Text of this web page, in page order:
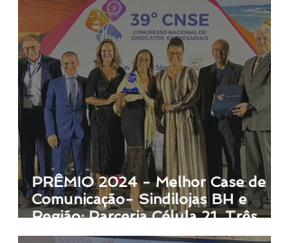
PRÊMIO 2024 - Melhor Case de
Comunicação- Sindilojas BH e
Região: Parceria Célula 21, Três
Prêmios Consecutivos e 86 anos